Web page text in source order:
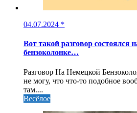
04.07.2024 *
Вот такой разговор состоялся
бензоколонке…
Разговор На Немецкой
не могу, что что-то подобное
там....
Весёлое